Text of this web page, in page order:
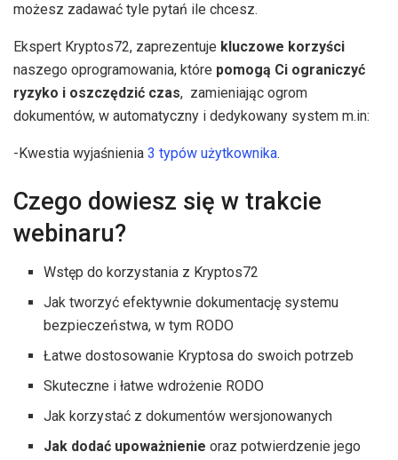
możesz zadawać tyle pytań ile chcesz.
Ekspert Kryptos72, zaprezentuje kluczowe korzyści
naszego oprogramowania, które pomogą Ci ograniczyć
ryzyko i oszczędzić czas, zamieniając ogrom
dokumentów, w automatyczny i dedykowany system m.in:
-Kwestia wyjaśnienia 3 typów użytkownika.
Czego dowiesz się w trakcie
webinaru?
Wstęp do korzystania z Kryptos72
Jak tworzyć efektywnie dokumentację systemu
bezpieczeństwa, w tym RODO
Łatwe dostosowanie Kryptosa do swoich potrzeb
Skuteczne i łatwe wdrożenie RODO
Jak korzystać z dokumentów wersjonowanych
Jak dodać upoważnienie oraz potwierdzenie jego